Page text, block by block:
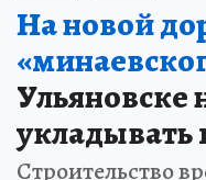
На новой
Ульяновске
Строительство